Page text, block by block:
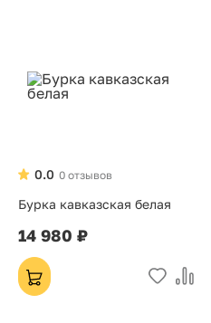
0 отзывов
0.0
Бурка кавказская белая
14 980 ₽